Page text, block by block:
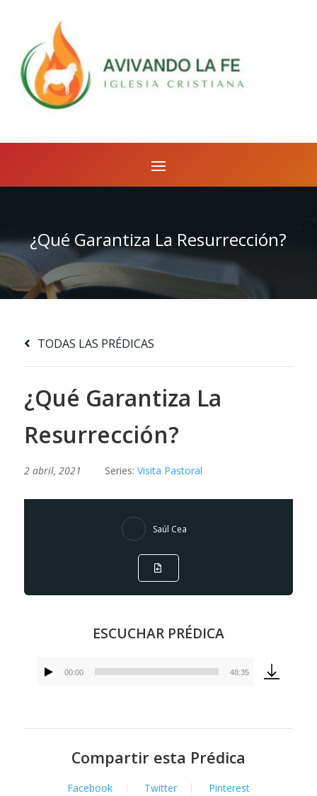
¿Qué Garantiza La Resurrección?
TODAS LAS PRÉDICAS
¿Qué Garantiza La
Resurrección?
2 abril, 2021 Series: Visita Pastoral
Saúl Cea
ESCUCHAR PRÉDICA
Reproductor
00:00 48:35
Compartir esta Prédica
Facebook Twitter Pinterest